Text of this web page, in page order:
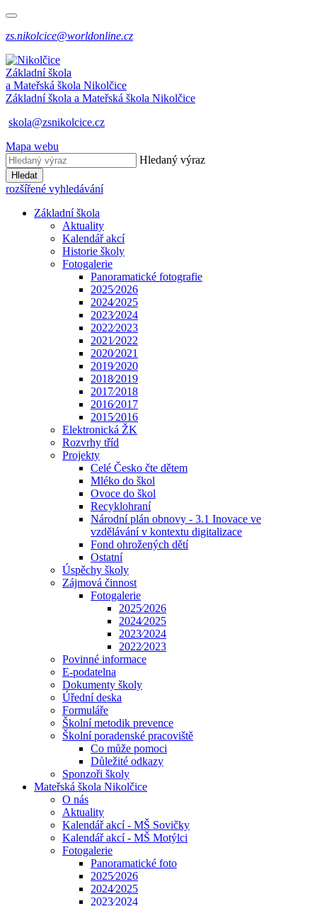
zs.nikolcice@worldonline.cz
Základní škola
a Mateřská škola Nikolčice
Základní škola a Mateřská škola Nikolčice
skola@zsnikolcice.cz
Mapa webu
Hledaný výraz
Hledat
rozšířené vyhledávání
Základní škola
Aktuality
Kalendář akcí
Historie školy
Fotogalerie
Panoramatické fotografie
2025⁄2026
2024⁄2025
2023⁄2024
2022⁄2023
2021⁄2022
2020⁄2021
2019⁄2020
2018⁄2019
2017⁄2018
2016⁄2017
2015⁄2016
Elektronická ŽK
Rozvrhy tříd
Projekty
Celé Česko čte dětem
Mléko do škol
Ovoce do škol
Recyklohraní
Národní plán obnovy - 3.1 Inovace ve
vzdělávání v kontextu digitalizace
Fond ohrožených dětí
Ostatní
Úspěchy školy
Zájmová činnost
Fotogalerie
2025⁄2026
2024⁄2025
2023⁄2024
2022⁄2023
Povinné informace
E-podatelna
Dokumenty školy
Úřední deska
Formuláře
Školní metodik prevence
Školní poradenské pracoviště
Co může pomoci
Důležité odkazy
Sponzoři školy
Mateřská škola Nikolčice
O nás
Aktuality
Kalendář akcí - MŠ Sovičky
Kalendář akcí - MŠ Motýlci
Fotogalerie
Panoramatické foto
2025⁄2026
2024⁄2025
2023⁄2024